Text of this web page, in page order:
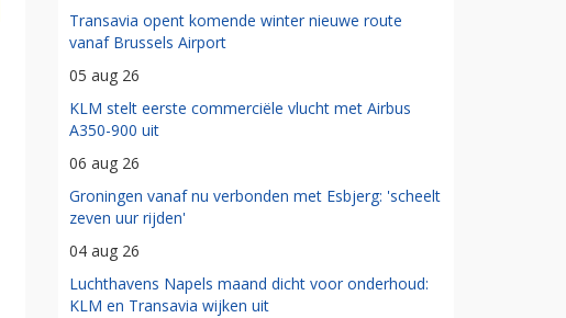
Transavia opent komende winter nieuwe route
vanaf Brussels Airport
05 aug 26
KLM stelt eerste commerciële vlucht met Airbus
A350-900 uit
06 aug 26
Groningen vanaf nu verbonden met Esbjerg: 'scheelt
zeven uur rijden'
04 aug 26
Luchthavens Napels maand dicht voor onderhoud:
KLM en Transavia wijken uit